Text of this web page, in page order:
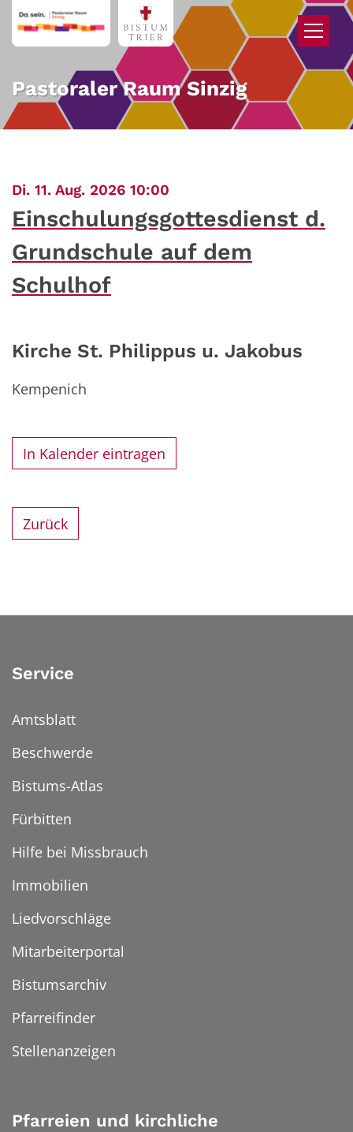
Zum Inhalt springen
Pastoraler Raum Sinzig
Di. 11. Aug. 2026 10:00
Einschulungsgottesdienst d.
Grundschule auf dem
Schulhof
Kirche St. Philippus u. Jakobus
Kempenich
In Kalender eintragen
Zurück
Service
Amtsblatt
Beschwerde
Bistums-Atlas
Fürbitten
Hilfe bei Missbrauch
Immobilien
Liedvorschläge
Mitarbeiterportal
Bistumsarchiv
Pfarreifinder
Stellenanzeigen
Pfarreien und kirchliche